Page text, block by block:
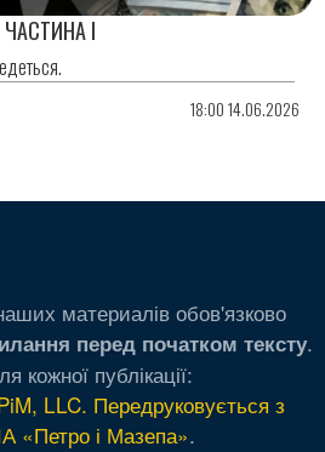
І
18:00 14.06.2026
материалів обов'язково
перед початком тексту.
кожної публікації:
LLC. Передруковується з
«Петро і Мазепа».